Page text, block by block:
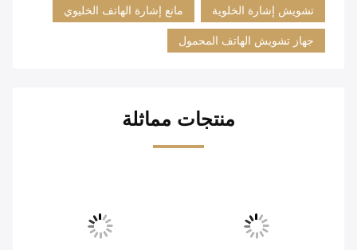
تشويش إشارة الخلوية مانع إشارة الهاتف الخليوي
جهاز تشويش الهاتف المحمول
منتجات مماثلة